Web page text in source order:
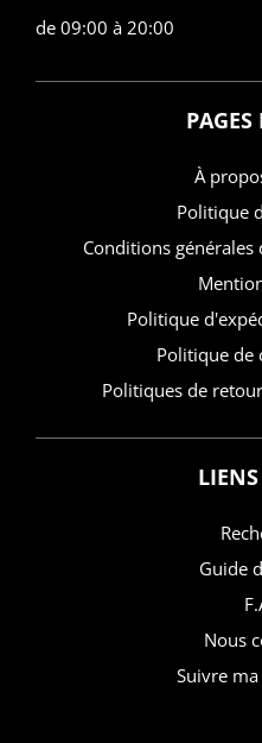
de 09:00 à 20:00
PAGES
À
Politique
Conditions
Politique
Politique
Politiques de
Guide
Nous
Suivre